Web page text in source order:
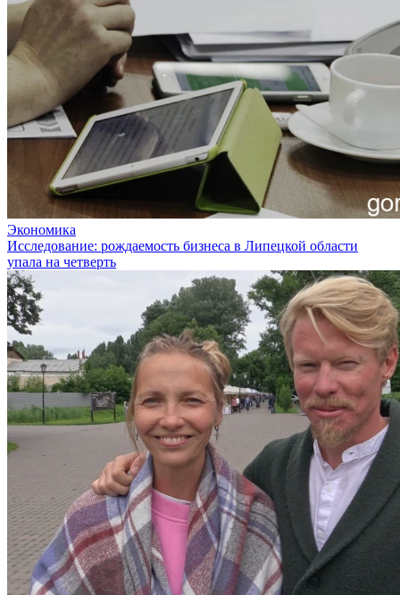
Экономика
Исследование: рождаемость бизнеса в Липецкой области
упала на четверть